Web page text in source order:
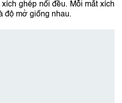
ghép nối đều. Mỗi mắt xích
độ mở giống nhau.